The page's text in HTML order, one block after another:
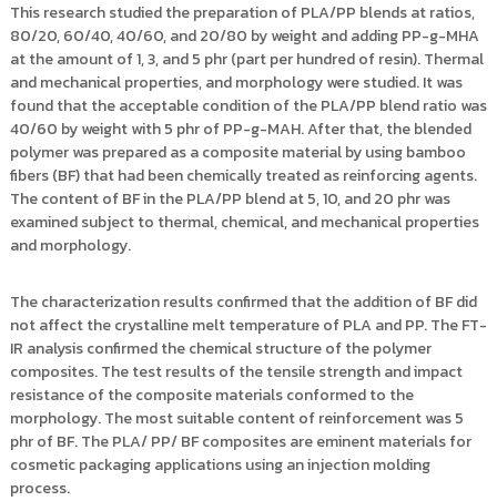
This research studied the preparation of PLA/PP blends at ratios,
80/20, 60/40, 40/60, and 20/80 by weight and adding PP-g-MHA
at the amount of 1, 3, and 5 phr (part per hundred of resin). Thermal
and mechanical properties, and morphology were studied. It was
found that the acceptable condition of the PLA/PP blend ratio was
40/60 by weight with 5 phr of PP-g-MAH. After that, the blended
polymer was prepared as a composite material by using bamboo
fibers (BF) that had been chemically treated as reinforcing agents.
The content of BF in the PLA/PP blend at 5, 10, and 20 phr was
examined subject to thermal, chemical, and mechanical properties
and morphology.
The characterization results confirmed that the addition of BF did
not affect the crystalline melt temperature of PLA and PP. The FT-
IR analysis confirmed the chemical structure of the polymer
composites. The test results of the tensile strength and impact
resistance of the composite materials conformed to the
morphology. The most suitable content of reinforcement was 5
phr of BF. The PLA/ PP/ BF composites are eminent materials for
cosmetic packaging applications using an injection molding
process.